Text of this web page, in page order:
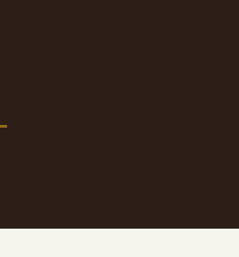
a carroceria e um visual